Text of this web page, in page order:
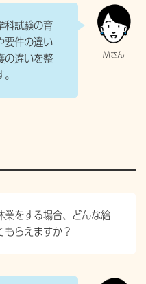
科試験の育
要件の違い
の違いを整
業をする場合、どんな給
もらえますか？